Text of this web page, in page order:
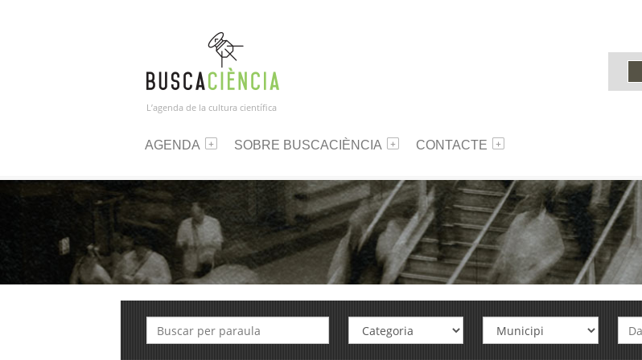
L’agenda de la cultura científica
AGENDA SOBRE BUSCACIÈNCIA CONTACTE